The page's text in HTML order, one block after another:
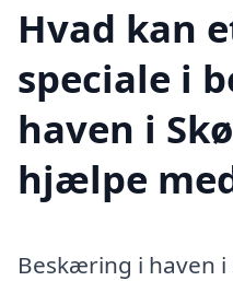
Hvad kan
speciale i
haven i
hjælpe
Beskæring i haven